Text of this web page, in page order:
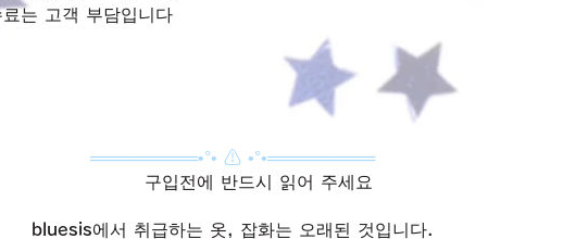
는 고객 부담입니다
═════════•°• ⚠ •°•═════════
구입전에 반드시 읽어 주세요
bluesis에서 취급하는 옷, 잡화는 오래된 것입니다.